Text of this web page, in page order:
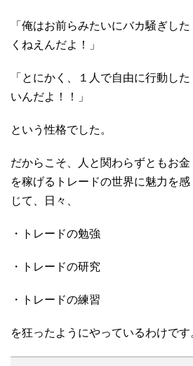
「俺はお前らみたいにバカ騒ぎした
くねえんだよ！」
「とにかく、１人で自由に行動した
いんだよ！！」
という性格でした。
だからこそ、人と関わらずともお金
を稼げるトレードの世界に魅力を感
じて、日々、
・トレードの勉強
・トレードの研究
・トレードの練習
を狂ったようにやっているわけです